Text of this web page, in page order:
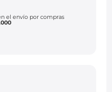
el envío por compras